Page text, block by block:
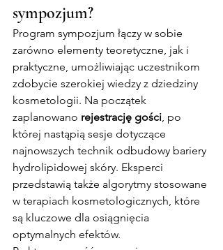
sympozjum?
Program sympozjum łączy w sobie
zarówno elementy teoretyczne, jak i
praktyczne, umożliwiając uczestnikom
zdobycie szerokiej wiedzy z dziedziny
kosmetologii. Na początek
zaplanowano rejestrację gości, po
której nastąpią sesje dotyczące
najnowszych technik odbudowy bariery
hydrolipidowej skóry. Eksperci
przedstawią także algorytmy stosowane
w terapiach kosmetologicznych, które
są kluczowe dla osiągnięcia
optymalnych efektów.